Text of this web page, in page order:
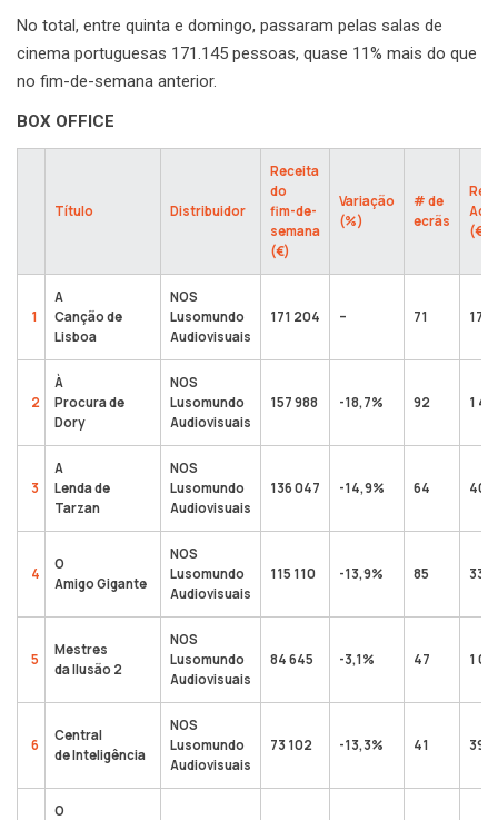
No total, entre quinta e domingo, passaram pelas salas de
cinema portuguesas 171.145 pessoas, quase 11% mais do que
no fim-de-semana anterior.
BOX OFFICE
Título Distribuidor
Receita
do
fim-de-
semana
(€)
Variação
(%)
# de
ecrãs
(€)
1
A
Canção de
Lisboa
NOS
Lusomundo
Audiovisuais
171 204 – 71 172
2
À
Procura de
Dory
NOS
Lusomundo
Audiovisuais
157 988 -18,7% 92 1
3
A
Lenda de
Tarzan
NOS
Lusomundo
Audiovisuais
136 047 -14,9% 64 405
4
O
Amigo Gigante
NOS
Lusomundo
Audiovisuais
115 110 -13,9% 85 337
5
Mestres
da Ilusão 2
NOS
Lusomundo
Audiovisuais
84 645 -3,1% 47 1
6
Central
de Inteligência
NOS
Lusomundo
Audiovisuais
73 102 -13,3% 41 397
O